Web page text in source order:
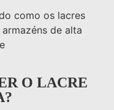
O LACRE